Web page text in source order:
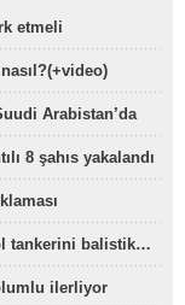
etmeli
nasıl?(+video)
Arabistan’da
8 şahıs yakalandı
tankerini balistik…
ilerliyor